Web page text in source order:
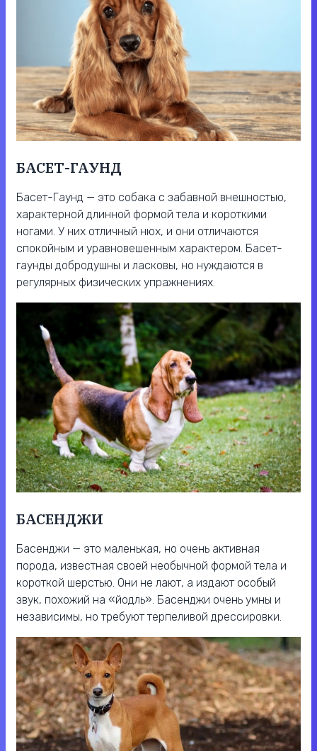
БАСЕТ-ГАУНД
Басет-Гаунд — это собака с забавной внешностью,
характерной длинной формой тела и короткими
ногами. У них отличный нюх, и они отличаются
спокойным и уравновешенным характером. Басет-
гаунды добродушны и ласковы, но нуждаются в
регулярных физических упражнениях.
БАСЕНДЖИ
Басенджи — это маленькая, но очень активная
порода, известная своей необычной формой тела и
короткой шерстью. Они не лают, а издают особый
звук, похожий на «йодль». Басенджи очень умны и
независимы, но требуют терпеливой дрессировки.